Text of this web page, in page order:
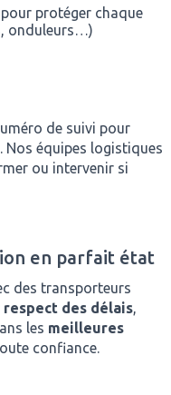
protéger chaque
onduleurs…)
de suivi pour
Nos équipes logistiques
ou intervenir si
en parfait état
des transporteurs
respect des délais,
les meilleures
confiance.